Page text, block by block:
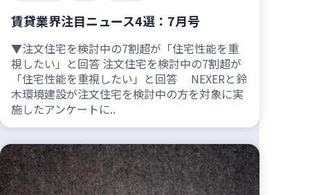
賃貸業界注目ニュース4選：7月号
▼注文住宅を検討中の7割超が「住宅性能を重
視したい」と回答 注文住宅を検討中の7割超が
「住宅性能を重視したい」と回答 NEXERと鈴
木環境建設が注文住宅を検討中の方を対象に実
施したアンケートに..